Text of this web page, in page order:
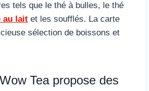
tels que le thé à bulles, le thé
au lait et les soufflés. La carte
sélection de boissons et
Tea propose des